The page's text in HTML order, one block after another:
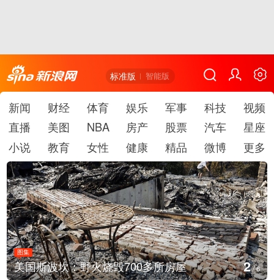
标准版 智能版
新闻 财经 体育 娱乐 军事 科技
视频
直播
美图 NBA 房产 股票 汽车
星座
小说
教育 女性 健康 精品 微博 更多
图集
美国斯波坎：野火烧毁700多所房屋 2/6